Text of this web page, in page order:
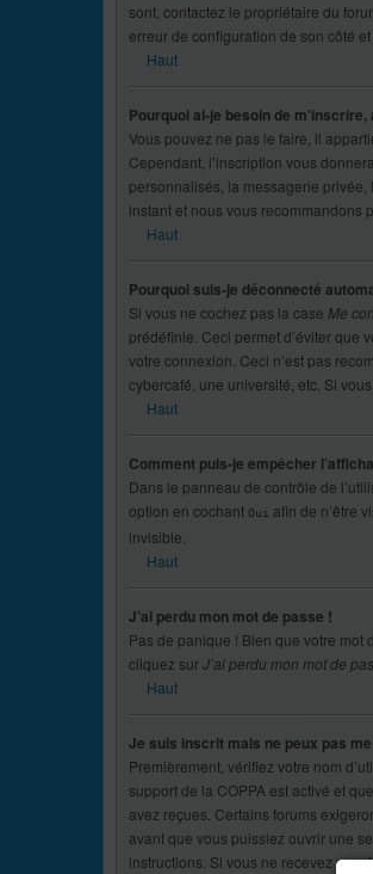
sont, contactez le propriétaire du
erreur de configuration de son côté
Haut
Pourquoi ai-je besoin de
Vous pouvez ne pas le faire, il
Cependant, l’inscription vous
personnalisés, la messagerie privée,
instant et nous vous recommandons
Haut
Pourquoi suis-je déconnecté
Si vous ne cochez pas la case Me
prédéfinie. Ceci permet d’éviter que
votre connexion. Ceci n’est pas
cybercafé, une université, etc. Si
Haut
Comment puis-je empêcher
Dans le panneau de contrôle de
option en cochant Oui afin de n’être
invisible.
Haut
J’ai perdu mon mot de passe !
Pas de panique ! Bien que votre
cliquez surJ’ai perdu mon mot de
Haut
Je suis inscrit mais ne peux pas
Premièrement, vérifiez votre nom
support de la COPPA est activé et
avez reçues. Certains forums
avant que vous puissiez ouvrir une
instructions. Si vous ne recevez pas